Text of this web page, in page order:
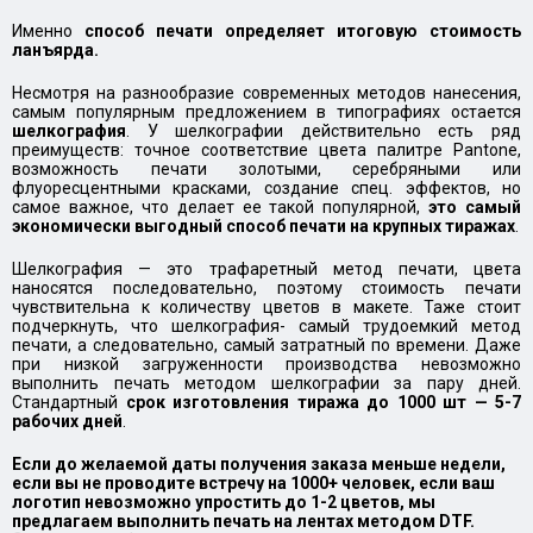
Именно способ печати определяет итоговую стоимость
ланъярда.
Несмотря на разнообразие современных методов нанесения,
самым популярным предложением в типографиях остается
шелкография. У шелкографии действительно есть ряд
преимуществ: точное соответствие цвета палитре Pantone,
возможность печати золотыми, серебряными или
флуоресцентными красками, создание спец. эффектов, но
самое важное, что делает ее такой популярной,это самый
экономически выгодный способ печати на крупных тиражах.
Шелкография — это трафаретный метод печати, цвета
наносятся последовательно, поэтому стоимость печати
чувствительна к количеству цветов в макете. Таже стоит
подчеркнуть, что шелкография- самый трудоемкий метод
печати, а следовательно, самый затратный по времени. Даже
при низкой загруженности производства невозможно
выполнить печать методом шелкографии за пару дней.
Стандартный срок изготовления тиража до 1000 шт — 5-7
рабочих дней.
Если до желаемой даты получения заказа меньше недели,
если вы не проводите встречу на 1000+ человек, если ваш
логотип невозможно упростить до 1-2 цветов, мы
предлагаем выполнить печать на лентах методом DTF.